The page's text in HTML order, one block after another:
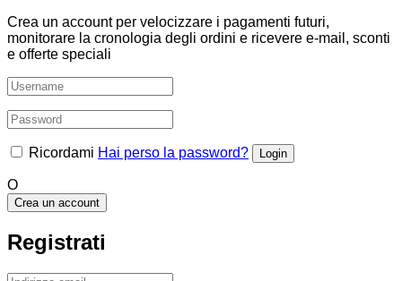
Crea un account per velocizzare i pagamenti futuri,
monitorare la cronologia degli ordini e ricevere e-mail, sconti
e offerte speciali
Ricordami Hai perso la password?
O
Crea un account
Registrati